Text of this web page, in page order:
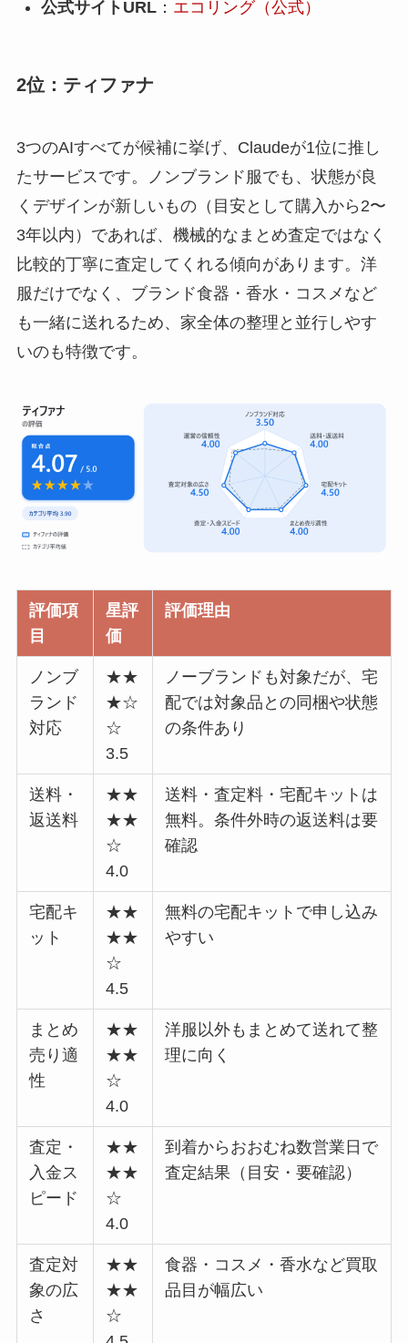
公式サイトURL： エコリング（公式）
2位：ティファナ
3つのAIすべてが候補に挙げ、Claudeが1位に推し
たサービスです。ノンブランド服でも、状態が良
くデザインが新しいもの（目安として購入から2〜
3年以内）であれば、機械的なまとめ査定ではなく
比較的丁寧に査定してくれる傾向があります。洋
服だけでなく、ブランド食器・香水・コスメなど
も一緒に送れるため、家全体の整理と並行しやす
いのも特徴です。
評価項
目
星評
価
評価理由
ノンブ
ランド
対応
★★
★☆
☆
3.5
ノーブランドも対象だが、宅
配では対象品との同梱や状態
の条件あり
送料・
返送料
★★
★★
☆
4.0
送料・査定料・宅配キットは
無料。条件外時の返送料は要
確認
宅配キ
ット
★★
★★
☆
4.5
無料の宅配キットで申し込み
やすい
まとめ
売り適
性
★★
★★
☆
4.0
洋服以外もまとめて送れて整
理に向く
査定・
入金ス
ピード
★★
★★
☆
4.0
到着からおおむね数営業日で
査定結果（目安・要確認）
査定対
象の広
さ
★★
★★
☆
食器・コスメ・香水など買取
品目が幅広い